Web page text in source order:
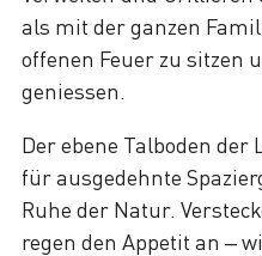
als mit der ganzen
offenen Feuer zu sitzen
geniessen.
Der ebene Talboden
für ausgedehnte
Ruhe der Natur.
regen den Appetit an –